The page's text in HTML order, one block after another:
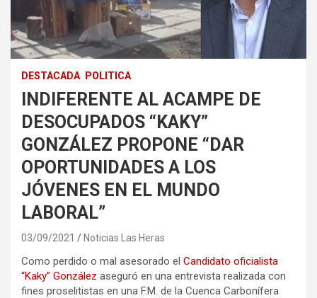
DESTACADA POLITICA
INDIFERENTE AL ACAMPE DE
DESOCUPADOS “KAKY”
GONZÁLEZ PROPONE “DAR
OPORTUNIDADES A LOS
JÓVENES EN EL MUNDO
LABORAL”
03/09/2021 Noticias Las Heras
Como perdido o mal asesorado el Candidato oficialista
“Kaky” González aseguró en una entrevista realizada con
fines proselitistas en una F.M. de la Cuenca Carbonífera